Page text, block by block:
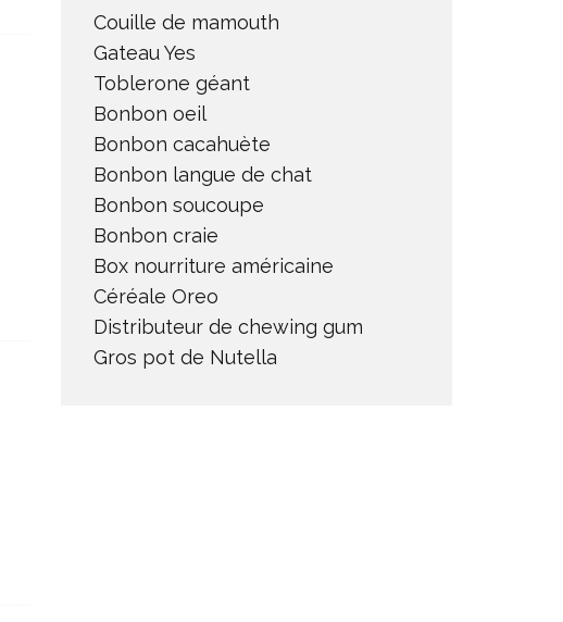
Couille de mamouth
Gateau Yes
Toblerone géant
Bonbon oeil
Bonbon cacahuète
Bonbon langue de chat
Bonbon soucoupe
Bonbon craie
Box nourriture américaine
Céréale Oreo
Distributeur de chewing gum
Gros pot de Nutella